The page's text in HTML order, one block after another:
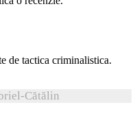
Cătălin